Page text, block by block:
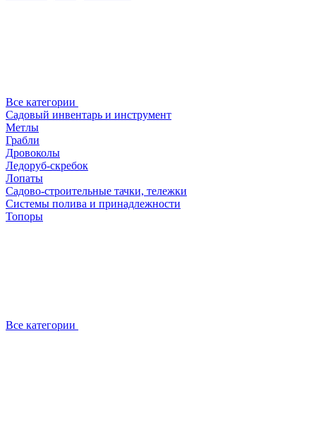
Все категории
Садовый инвентарь и инструмент
Метлы
Грабли
Дровоколы
Ледоруб-скребок
Лопаты
Садово-строительные тачки, тележки
Системы полива и принадлежности
Топоры
Все категории